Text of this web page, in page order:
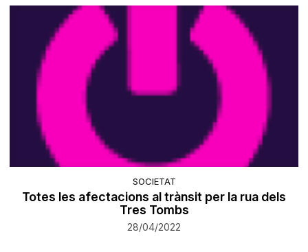
SOCIETAT
Totes les afectacions al trànsit per la rua dels
Tres Tombs
28/04/2022